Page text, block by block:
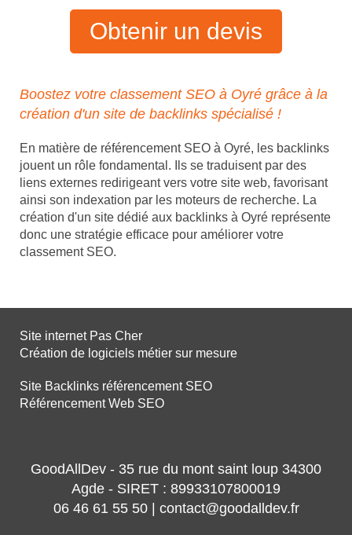
Obtenir un devis
Boostez votre classement SEO à Oyré grâce à la
création d'un site de backlinks spécialisé !
En matière de référencement SEO à Oyré, les backlinks
jouent un rôle fondamental. Ils se traduisent par des
liens externes redirigeant vers votre site web, favorisant
ainsi son indexation par les moteurs de recherche. La
création d'un site dédié aux backlinks à Oyré représente
donc une stratégie efficace pour améliorer votre
classement SEO.
Site internet Pas Cher
Création de logiciels métier sur mesure
Site Backlinks référencement SEO
Référencement Web SEO
GoodAllDev - 35 rue du mont saint loup 34300
Agde - SIRET : 89933107800019
06 46 61 55 50 | contact@goodalldev.fr